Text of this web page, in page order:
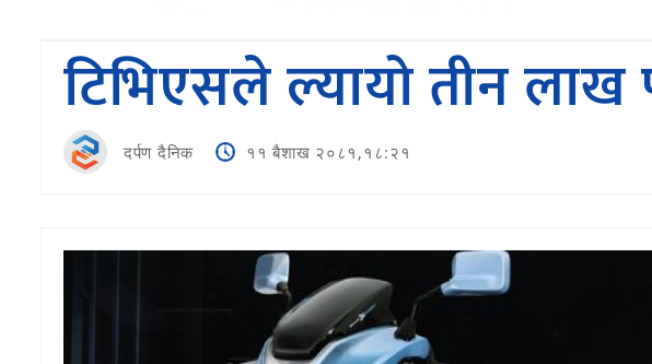
टिभिएसले ल्यायो तीन
दर्पण दैनिक ११ बैशाख २०८१,१८:२१